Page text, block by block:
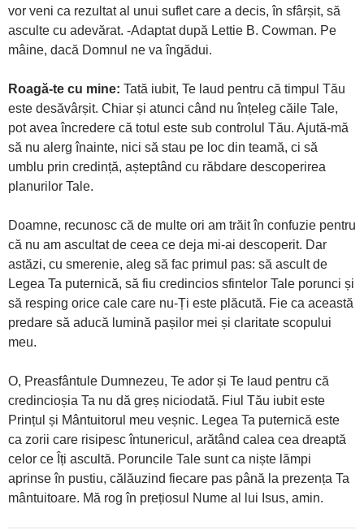
vor veni ca rezultat al unui suflet care a decis, în sfârșit, să
asculte cu adevărat. -Adaptat după Lettie B. Cowman. Pe
mâine, dacă Domnul ne va îngădui.
Roagă-te cu mine: Tată iubit, Te laud pentru că timpul Tău
este desăvârșit. Chiar și atunci când nu înțeleg căile Tale,
pot avea încredere că totul este sub controlul Tău. Ajută-mă
să nu alerg înainte, nici să stau pe loc din teamă, ci să
umblu prin credință, așteptând cu răbdare descoperirea
planurilor Tale.
Doamne, recunosc că de multe ori am trăit în confuzie pentru
că nu am ascultat de ceea ce deja mi-ai descoperit. Dar
astăzi, cu smerenie, aleg să fac primul pas: să ascult de
Legea Ta puternică, să fiu credincios sfintelor Tale porunci și
să resping orice cale care nu-Ți este plăcută. Fie ca această
predare să aducă lumină pașilor mei și claritate scopului
meu.
O, Preasfântule Dumnezeu, Te ador și Te laud pentru că
credincioșia Ta nu dă greș niciodată. Fiul Tău iubit este
Prințul și Mântuitorul meu veșnic. Legea Ta puternică este
ca zorii care risipesc întunericul, arătând calea cea dreaptă
celor ce Îți ascultă. Poruncile Tale sunt ca niște lămpi
aprinse în pustiu, călăuzind fiecare pas până la prezența Ta
mântuitoare. Mă rog în prețiosul Nume al lui Isus, amin.